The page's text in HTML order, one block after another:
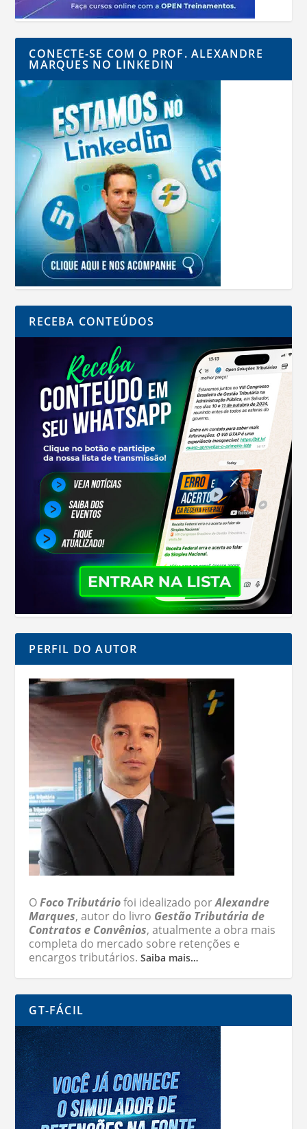
CONECTE-SE COM O PROF. ALEXANDRE
MARQUES NO LINKEDIN
RECEBA CONTEÚDOS
PERFIL DO AUTOR
OFoco Tributáriofoi idealizado porAlexandre
Marques, autor do livro Gestão Tributária de
Contratos e Convênios, atualmente a obra mais
completa do mercado sobre retenções e
encargos tributários.Saiba mais…
GT-FÁCIL